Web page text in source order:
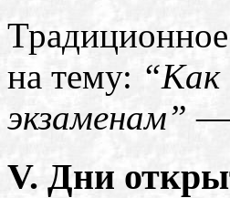
на тему: “Как
экзаменам” —
V. Дни